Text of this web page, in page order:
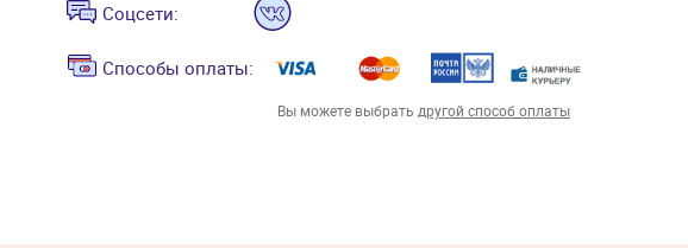
Соцсети:
Способы оплаты:
Вы можете выбрать другой способ оплаты